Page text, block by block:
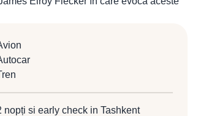
nopți si early check in Tashkent